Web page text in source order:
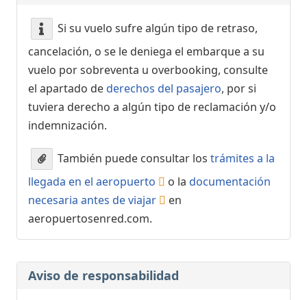
Si su vuelo sufre algún tipo de retraso,
cancelación, o se le deniega el embarque a su
vuelo por sobreventa u overbooking, consulte
el apartado dederechos del pasajero, por si
tuviera derecho a algún tipo de reclamación y/o
indemnización.
También puede consultar los trámites a la
llegada en el aeropuerto
o la documentación
necesaria antes de viajar
en
aeropuertosenred.com.
Aviso de responsabilidad